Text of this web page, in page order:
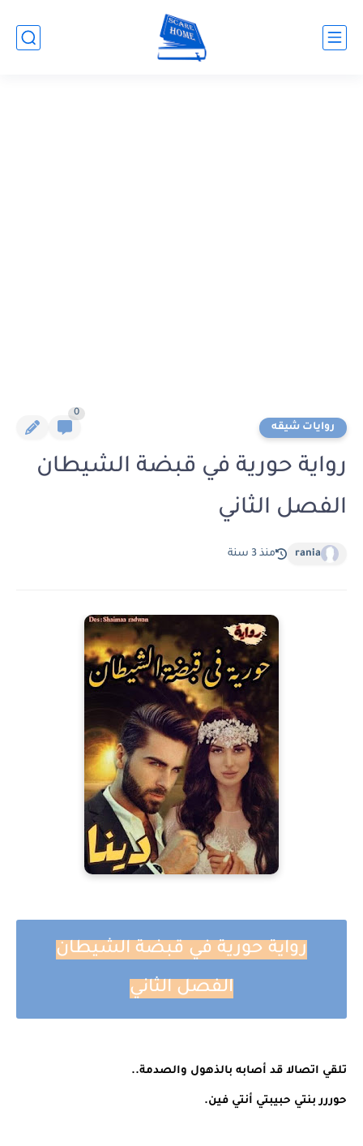
روايات شيقه
0
رواية حورية في قبضة الشيطان
الفصل الثاني
rania منذ 3 سنة
رواية حورية في قبضة الشيطان
الفصل الثاني
تلقي اتصالا قد أصابه بالذهول والصدمة..
حوررر بنتي حبيبتي أنتي فين.